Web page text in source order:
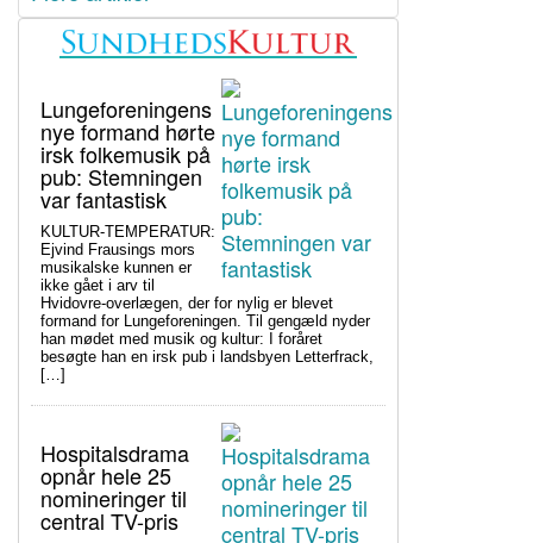
Lungeforeningens
nye formand hørte
irsk folkemusik på
pub: Stemningen
var fantastisk
KULTUR-TEMPERATUR:
Ejvind Frausings mors
musikalske kunnen er
ikke gået i arv til
Hvidovre-overlægen, der for nylig er blevet
formand for Lungeforeningen. Til gengæld nyder
han mødet med musik og kultur: I foråret
besøgte han en irsk pub i landsbyen Letterfrack,
[…]
Hospitalsdrama
opnår hele 25
nomineringer til
central TV-pris